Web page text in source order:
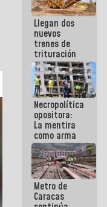
porque lo
que haces
es
embarrarla
Llegan dos
nuevos
trenes de
trituración
para
optimizar
manejo de
escombros
en La Guaira
Necropolítica
opositora:
La mentira
como arma
contra el
Pueblo
Metro de
Caracas